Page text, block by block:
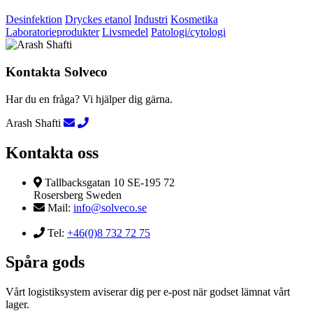
Desinfektion Dryckes etanol Industri Kosmetika
Laboratorieprodukter Livsmedel Patologi/cytologi
Kontakta Solveco
Har du en fråga? Vi hjälper dig gärna.
Arash Shafti
Kontakta oss
Tallbacksgatan 10 SE-195 72
Rosersberg Sweden
Mail: info@solveco.se
Tel: +46(0)8 732 72 75
Spåra gods
Vårt logistiksystem aviserar dig per e-post när godset lämnat vårt
lager.